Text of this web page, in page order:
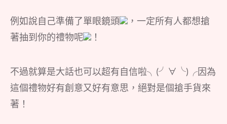
例如說自己準備了單眼鏡頭
，一定所有人都想搶
著抽到你的禮物呢
！
不過就算是大話也可以超有自信啦╮(╯∀╰)╭因為
這個禮物好有創意又好有意思，絕對是個搶手貨來
著！